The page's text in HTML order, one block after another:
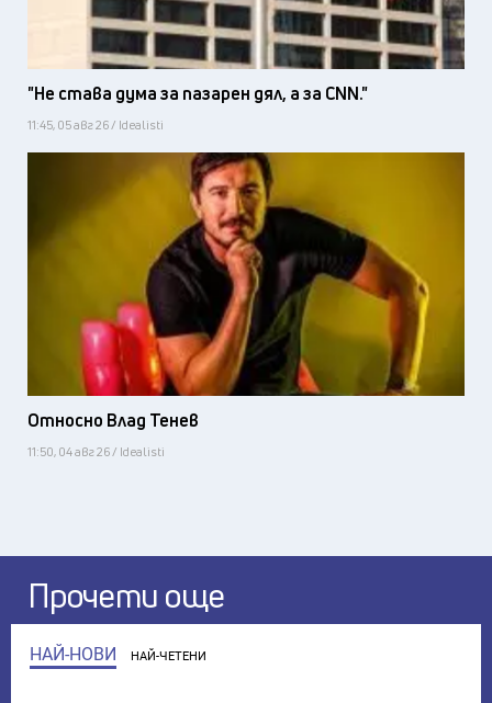
"Не става дума за пазарен дял, а за CNN."
11:45, 05 авг 26 / Idealisti
Относно Влад Тенев
11:50, 04 авг 26 / Idealisti
Прочети още
НАЙ-НОВИ НАЙ-ЧЕТЕНИ